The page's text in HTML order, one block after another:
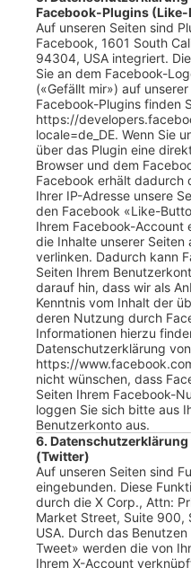
Facebook-Plugins
Auf unseren Seiten sind
Facebook, 1601 South
94304, USA integriert.
Sie an dem Facebook-
(«Gefällt mir») auf
Facebook-Plugins finden
https://
locale=de_DE. Wenn Sie
über das Plugin eine
Browser und dem
Facebook erhält dadurch
Ihrer IP-Adresse unsere
den Facebook «Like-
Ihrem Facebook-Account
die Inhalte unserer
verlinken. Dadurch kann
Seiten Ihrem
darauf hin, dass wir als
Kenntnis vom Inhalt der
deren Nutzung durch
Informationen hierzu
Datenschutzerklärung
https://
nicht wünschen, dass
Seiten Ihrem Facebook-
loggen Sie sich bitte aus
Benutzerkonto aus.
6.
(Twitter)
Auf unseren Seiten sind
eingebunden. Diese
durch die X Corp., Attn:
Market Street, Suite 900,
USA. Durch das
Tweet» werden die von
Ihrem X-Account